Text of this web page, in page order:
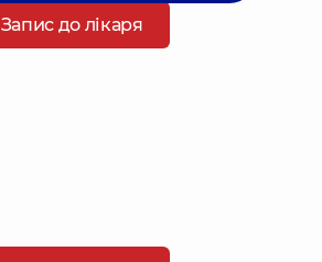
Запис до лікаря